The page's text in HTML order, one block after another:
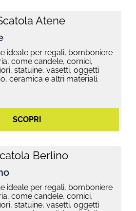
ideale per regali, bomboniere
come candele, cornici,
statuine, vasetti, oggetti
ceramica e altri materiali.
SCOPRI
ideale per regali, bomboniere
come candele, cornici,
statuine, vasetti, oggetti